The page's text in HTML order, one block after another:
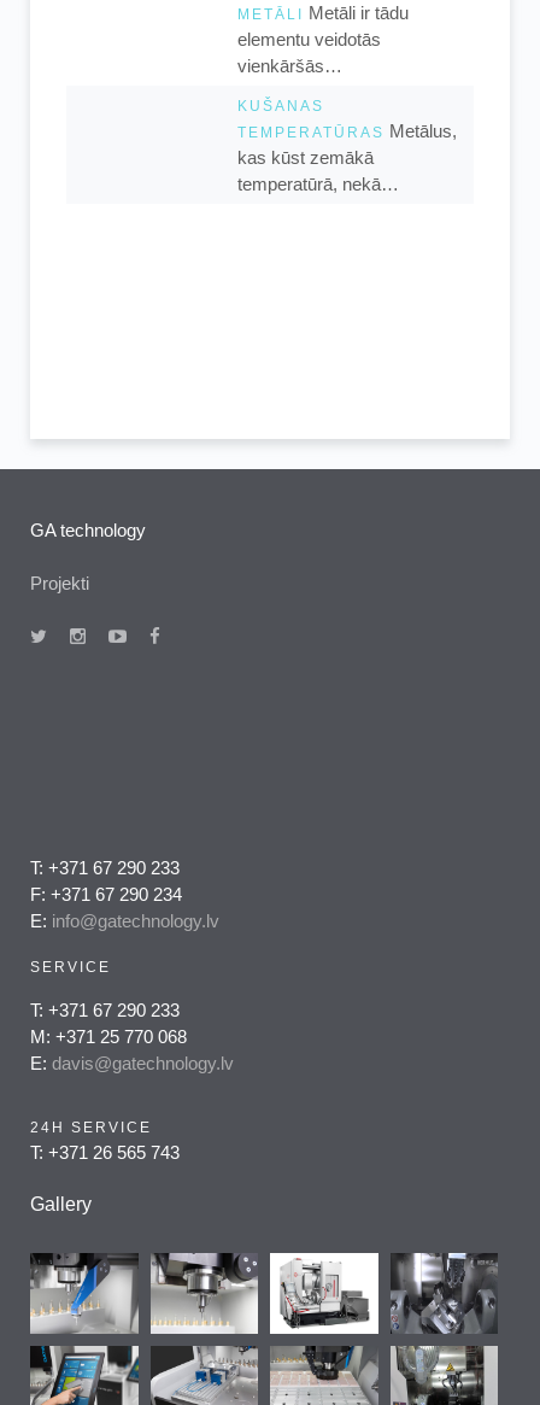
METĀLI
Metāli ir tādu
elementu veidotās
vienkāršās…
KUŠANAS
TEMPERATŪRAS Metālus,
kas kūst zemākā
temperatūrā, nekā…
GA technology
Projekti
T: +371 67 290 233
F: +371 67 290 234
E: info@gatechnology.lv
SERVICE
T: +371 67 290 233
M: +371 25 770 068
E: davis@gatechnology.lv
24H SERVICE
T: +371 26 565 743
Gallery